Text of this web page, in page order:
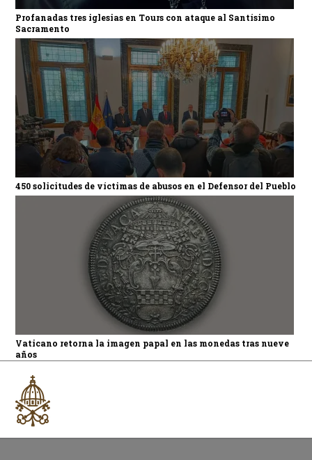
Profanadas tres iglesias en Tours con ataque al Santísimo
Sacramento
450 solicitudes de víctimas de abusos en el Defensor del Pueblo
Vaticano retorna la imagen papal en las monedas tras nueve
años